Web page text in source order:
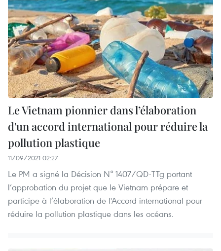
Le Vietnam pionnier dans l’élaboration
d'un accord international pour réduire la
pollution plastique
11/09/2021 02:27
Le PM a signé la Décision N° 1407/QD-TTg portant
l’approbation du projet que le Vietnam prépare et
participe à l’élaboration de l'Accord international pour
réduire la pollution plastique dans les océans.